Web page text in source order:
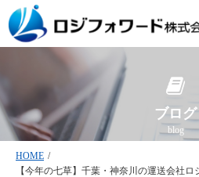
ブログ
blog
HOME /
【今年の七草】千葉・神奈川の運送会社